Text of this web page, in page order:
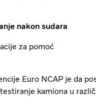
nakon sudara
za pomoć
Euro NCAP je da
kamiona u